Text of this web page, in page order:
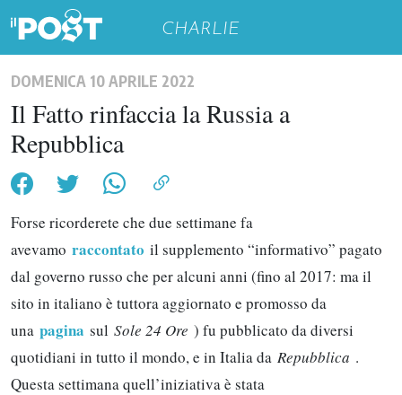
CHARLIE
DOMENICA 10 APRILE 2022
Il Fatto rinfaccia la Russia a
Repubblica
Forse ricorderete che due settimane fa
avevamo raccontato il supplemento “informativo” pagato
dal governo russo che per alcuni anni (fino al 2017: ma il
sito in italiano è tuttora aggiornato e promosso da
una pagina sul Sole 24 Ore ) fu pubblicato da diversi
quotidiani in tutto il mondo, e in Italia da Repubblica .
Questa settimana quell’iniziativa è stata